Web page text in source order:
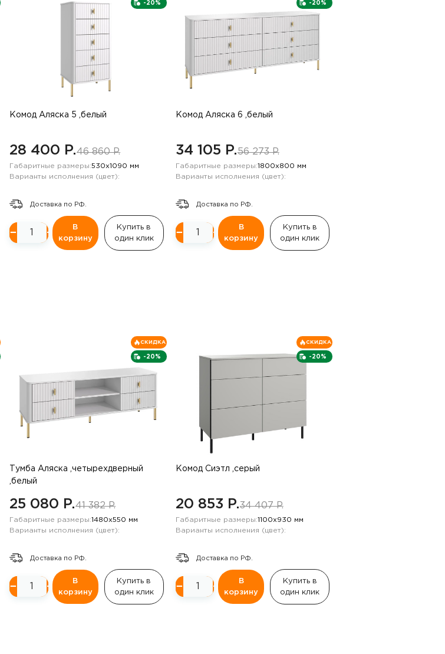
-20%
Комод Аляска 5 ,белый
28 400 P.46 860 P.
Габаритные размеры:530х1090 мм
Варианты исполнения (цвет):
Доставка по РФ.
− +
В
корзину
Купить в
один клик
-20%
Комод Аляска 6 ,белый
34 105 P.56 273 P.
Габаритные размеры:1800х800 мм
Варианты исполнения (цвет):
Доставка по РФ.
− +
В
корзину
Купить в
один клик
-20%
СКИДКА
Тумба Аляска ,четырехдверный
,белый
25 080 P.41 382 P.
Габаритные размеры:1480х550 мм
Варианты исполнения (цвет):
Доставка по РФ.
− +
В
корзину
Купить в
один клик
-20%
СКИДКА
Комод Сиэтл ,серый
20 853 P.34 407 P.
Габаритные размеры:1100х930 мм
Варианты исполнения (цвет):
Доставка по РФ.
− +
В
корзину
Купить в
один клик